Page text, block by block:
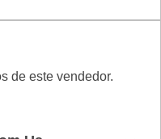
de este vendedor.